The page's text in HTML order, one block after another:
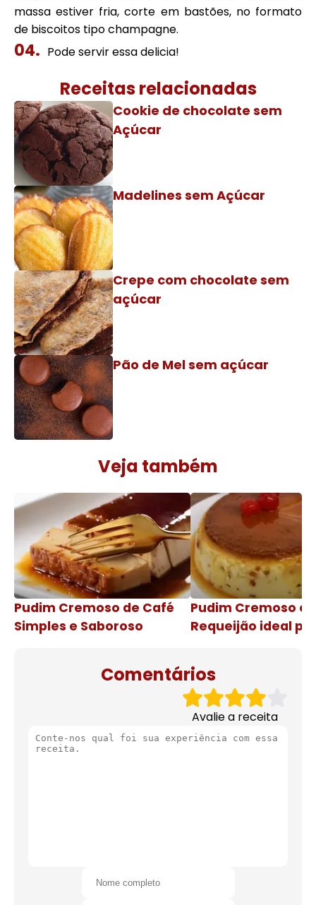
massa estiver fria, corte em bastões, no formato
de biscoitos tipo champagne.
Pode servir essa delicia!
Receitas relacionadas
Cookie de chocolate sem
Açúcar
Madelines sem Açúcar
Crepe com chocolate sem
açúcar
Pão de Mel sem açúcar
Veja também
Pudim Cremoso de Café
Simples e Saboroso
Pudim Cremoso
Requeijão ideal
Comentários
Avalie a receita